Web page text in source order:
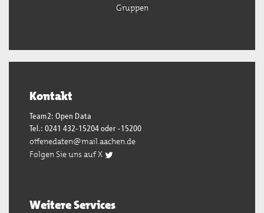
Gruppen
Kontakt
Team2: Open Data
Tel.: 0241 432-15204 oder -15200
offenedaten@mail.aachen.de
Folgen Sie uns auf X
Weitere Services